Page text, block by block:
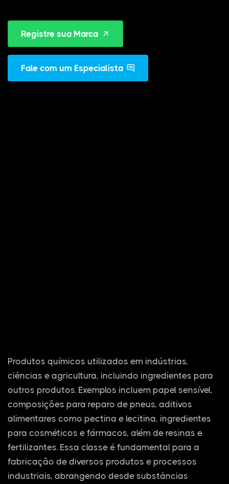
Registre sua Marca
Fale com um Especialista
Produtos químicos utilizados em indústrias,
ciências e agricultura, incluindo ingredientes para
outros produtos. Exemplos incluem papel sensível,
composições para reparo de pneus, aditivos
alimentares como pectina e lecitina, ingredientes
para cosméticos e fármacos, além de resinas e
fertilizantes. Essa classe é fundamental para a
fabricação de diversos produtos e processos
industriais, abrangendo desde substâncias